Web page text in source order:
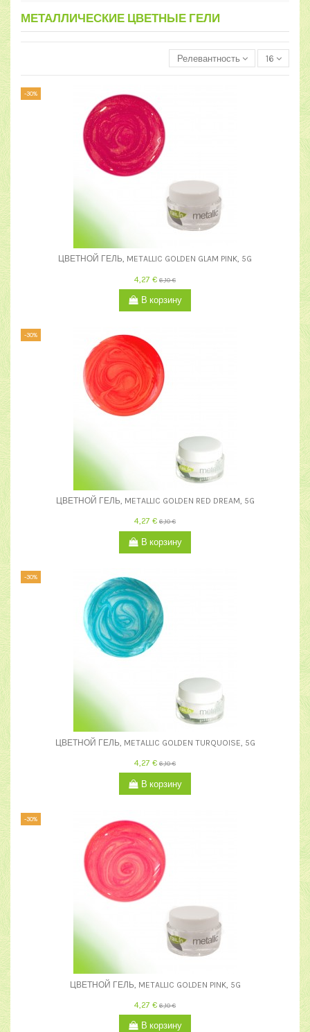
МЕТАЛЛИЧЕСКИЕ ЦВЕТНЫЕ ГЕЛИ
Релевантность 16
-30%
ЦВЕТНОЙ ГЕЛЬ, METALLIC GOLDEN GLAM PINK, 5G
4,27 € 6,10 €
В корзину
-30%
ЦВЕТНОЙ ГЕЛЬ, METALLIC GOLDEN RED DREAM, 5G
4,27 € 6,10 €
В корзину
-30%
ЦВЕТНОЙ ГЕЛЬ, METALLIC GOLDEN TURQUOISE, 5G
4,27 € 6,10 €
В корзину
-30%
ЦВЕТНОЙ ГЕЛЬ, METALLIC GOLDEN PINK, 5G
4,27 € 6,10 €
В корзину